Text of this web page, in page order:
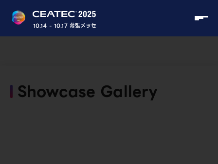
10.14 - 10.17 幕張メッセ
Showcase Gallery